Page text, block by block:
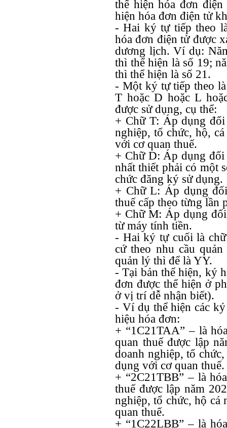
thể hiện hóa đơn
hiện hóa đơn điện tử
- Hai ký tự tiếp theo
hóa đơn điện tử được
dương lịch. Ví dụ:
thì thể hiện là số 19;
thì thể hiện là số 21.
- Một ký tự tiếp theo
T hoặc D hoặc L
được sử dụng, cụ thể:
+ Chữ T: Áp dụng
nghiệp, tổ chức, hộ,
với cơ quan thuế.
+ Chữ D: Áp dụng
nhất thiết phải có một
chức đăng ký sử dụng.
+ Chữ L: Áp dụng
thuế cấp theo từng lần
+ Chữ M: Áp dụng
từ máy tính tiền.
- Hai ký tự cuối là
cứ theo nhu cầu
quản lý thì để là YY.
- Tại bản thể hiện, ký
đơn được thể hiện ở
ở vị trí dễ nhận biết).
- Ví dụ thể hiện các
hiệu hóa đơn:
+ “1C21TAA” – là
quan thuế được lập
doanh nghiệp, tổ
dụng với cơ quan thuế.
+ “2C21TBB” – là
thuế được lập năm
nghiệp, tổ chức, hộ cá
quan thuế.
+ “1C22LBB” – là